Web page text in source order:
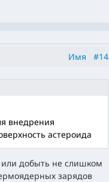
Имя #14
внедрения
астероида
или добыть не слишком
зарядов